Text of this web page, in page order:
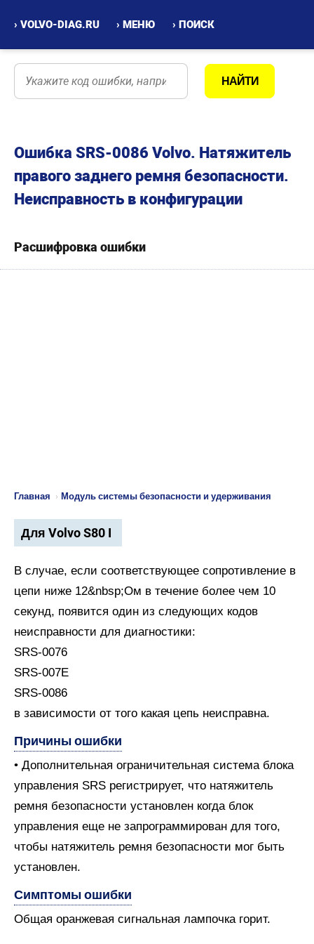
› VOLVO-DIAG.RU › МЕНЮ › ПОИСК
Ошибка SRS-0086 Volvo. Натяжитель
правого заднего ремня безопасности.
Неисправность в конфигурации
Расшифровка ошибки
Главная › Модуль системы безопасности и удерживания
Для Volvo S80 I
В случае, если соответствующее сопротивление в
цепи ниже 12&nbsp;Ом в течение более чем 10
секунд, появится один из следующих кодов
неисправности для диагностики:
SRS-0076
SRS-007E
SRS-0086
в зависимости от того какая цепь неисправна.
Причины ошибки
• Дополнительная ограничительная система блока
управления SRS регистрирует, что натяжитель
ремня безопасности установлен когда блок
управления еще не запрограммирован для того,
чтобы натяжитель ремня безопасности мог быть
установлен.
Симптомы ошибки
Общая оранжевая сигнальная лампочка горит.